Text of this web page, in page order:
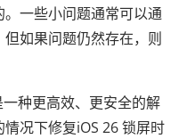
一些小问题通常可以通
如果问题仍然存在，则
一种更高效、更安全的解
况下修复iOS 26 锁屏时